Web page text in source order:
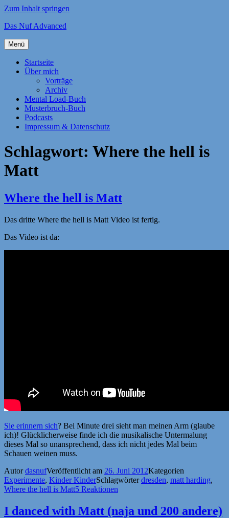
Zum Inhalt springen
Das Nuf Advanced
Menü
Startseite
Über mich
Vorträge
Archiv
Mental Load-Buch
Musterbruch-Buch
Podcasts
Impressum & Datenschutz
Schlagwort: Where the hell is
Matt
Where the hell is Matt
Das dritte Where the hell is Matt Video ist fertig.
Das Video ist da:
Sie erinnern sich? Bei Minute drei sieht man meinen Arm (glaube
ich)! Glücklicherweise finde ich die musikalische Untermalung
dieses Mal so unansprechend, dass ich nicht jedes Mal beim
Schauen weinen muss.
AutordasnufVeröffentlicht am 26. Juni 2012Kategorien
Experimente, Kinder KinderSchlagwörterdresden, matt harding,
Where the hell is Matt5 Reaktionen
I danced with Matt (naja und 200 andere)